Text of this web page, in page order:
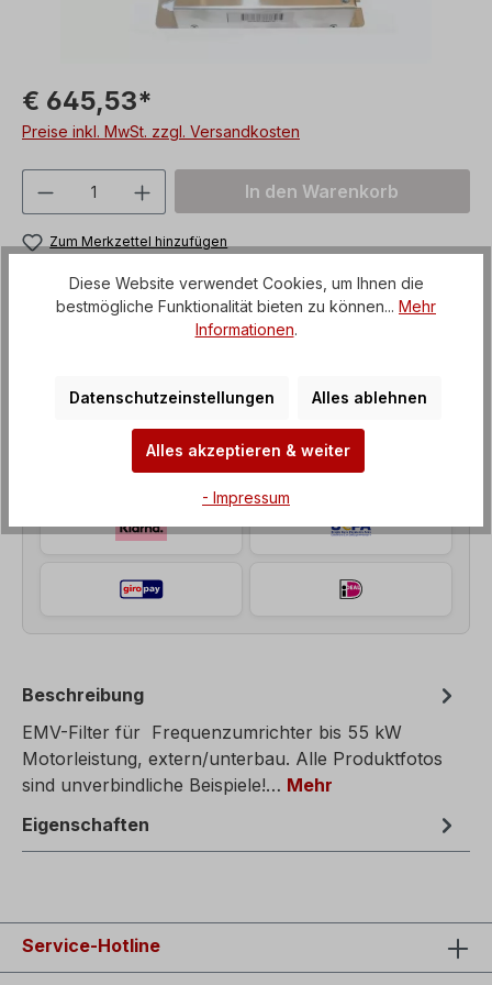
€ 645,53*
Preise inkl. MwSt. zzgl. Versandkosten
Produkt Anzahl: Gib denIn den Warenkorb
Zum Merkzettel hinzufügen
Unsere Zahlungsarten
Beschreibung
EMV-Filter für Frequenzumrichter bis 55 kW
Motorleistung, extern/unterbau. Alle Produktfotos
sind unverbindliche Beispiele!… Mehr
Eigenschaften
Service-Hotline
Diese Website verwendet Cookies, um Ihnen die
bestmögliche Funktionalität bieten zu können... Mehr
Informationen.
Datenschutzeinstellungen Alles ablehnen
Alles akzeptieren & weiter
- Impressum